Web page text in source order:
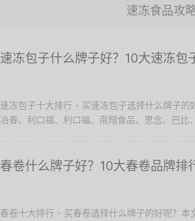
速冻食品攻
速冻包子什么牌子好？10大速冻包
速冻包子十大排行 - 买速冻包子选择什么牌子
冶春、利口福、利口福、南翔食品、思念、巴比
春卷什么牌子好？10大春卷品牌排
春卷十大排行 - 买春卷选择什么牌子的好呢？